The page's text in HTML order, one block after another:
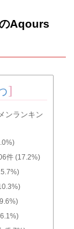
Aqours
]
ンランキン
件 (17.2%)